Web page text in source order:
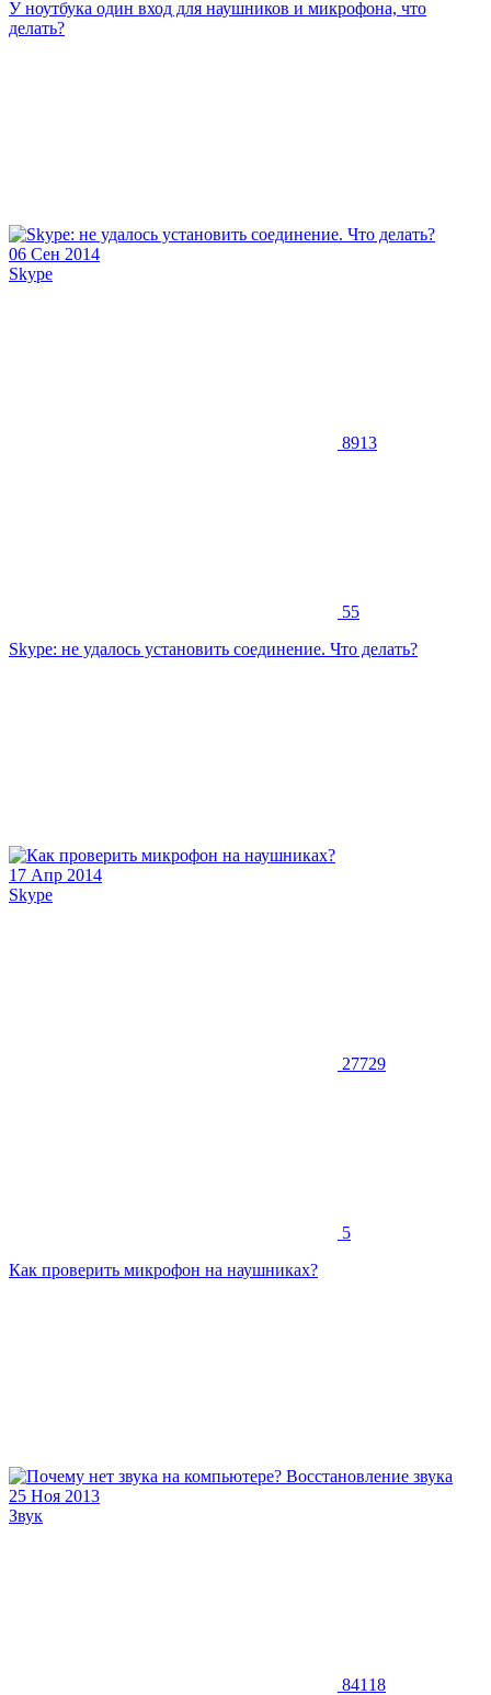
У ноутбука один вход для наушников и микрофона, что
делать?
06 Сен 2014
Skype
8913
55
Skype: не удалось установить соединение. Что делать?
17 Апр 2014
Skype
27729
5
Как проверить микрофон на наушниках?
25 Ноя 2013
Звук
84118